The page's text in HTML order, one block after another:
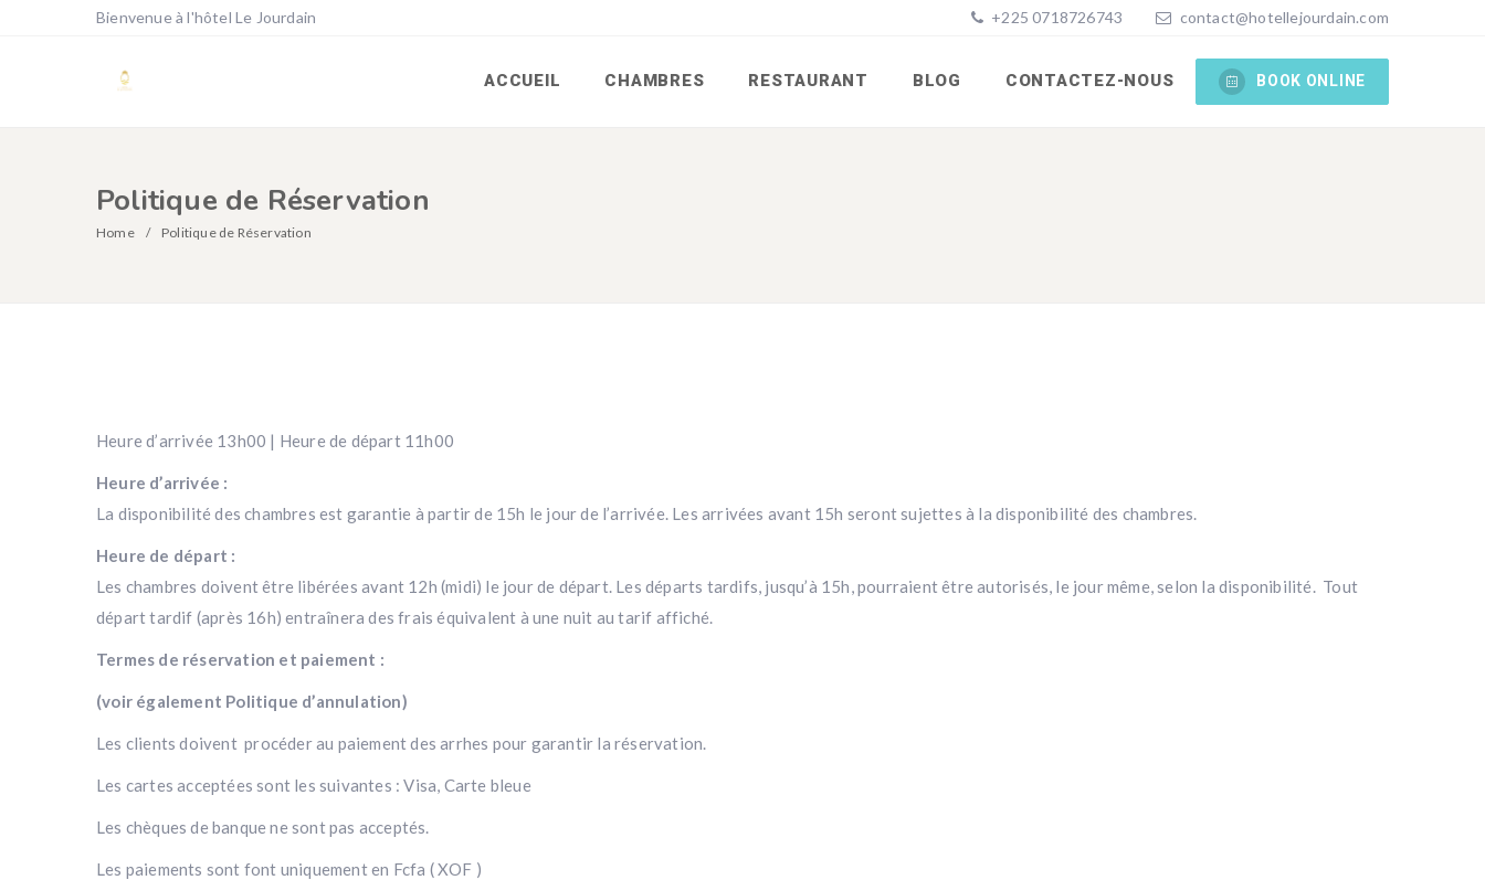
Bienvenue à l'hôtel Le Jourdain +225 0718726743 contact@hotellejourdain.com
ACCUEIL CHAMBRES RESTAURANT BLOG CONTACTEZ-NOUS BOOK ONLINE
Politique de Réservation
Home Politique de Réservation
Heure d’arrivée 13h00 | Heure de départ 11h00
Heure d’arrivée :
La disponibilité des chambres est garantie à partir de 15h le jour de l’arrivée. Les arrivées avant 15h seront sujettes à la disponibilité des chambres.
Heure de départ :
Les chambres doivent être libérées avant 12h (midi) le jour de départ. Les départs tardifs, jusqu’à 15h, pourraient être autorisés, le jour même, selon la disponibilité. Tout
départ tardif (après 16h) entraînera des frais équivalent à une nuit au tarif affiché.
Termes de réservation et paiement :
(voir également Politique d’annulation)
Les clients doivent procéder au paiement des arrhes pour garantir la réservation.
Les cartes acceptées sont les suivantes : Visa, Carte bleue
Les chèques de banque ne sont pas acceptés.
Les paiements sont font uniquement en Fcfa ( XOF )